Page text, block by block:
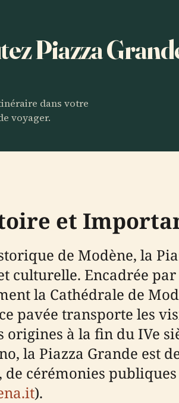
Piazza
dans votre
voyager.
et
de Modène, la
Encadrée
la Cathédrale de
pavée transporte les
origines à la fin du IVe
la Piazza Grande est
de cérémonies
).